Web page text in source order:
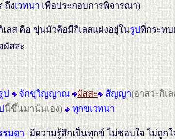
ถึงเวทนาเพื่อประกอบการพิจารณา)
ลส คือ ขุ่นมัวคือมีกิเลสแฝงอยู่ในรูปที่กระท
ผัสสะ
ป จักขุวิญญาณ ผัสสะ สัญญา(อาสวะกิเ
นี้ขึ้นมานั่นเอง) ทุกขเวทนา
รมดามีความรู้สึกเป็นทุกข์ ไม่ชอบใจ ไม่ถูกใ